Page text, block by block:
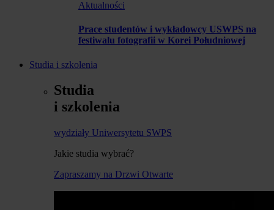
Aktualności
Prace studentów i wykładowcy USWPS na
festiwalu fotografii w Korei Południowej
Studia i szkolenia
Studia
i szkolenia
wydziały Uniwersytetu SWPS
Jakie studia wybrać?
Zapraszamy na Drzwi Otwarte